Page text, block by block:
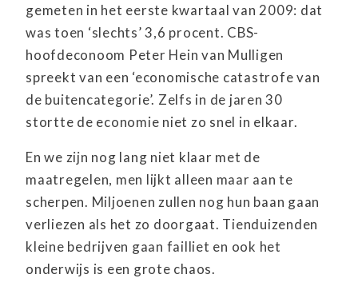
gemeten in het eerste kwartaal van 2009: dat
was toen ‘slechts’ 3,6 procent. CBS-
hoofdeconoom Peter Hein van Mulligen
spreekt van een ‘economische catastrofe van
de buitencategorie’. Zelfs in de jaren 30
stortte de economie niet zo snel in elkaar.
En we zijn nog lang niet klaar met de
maatregelen, men lijkt alleen maar aan te
scherpen. Miljoenen zullen nog hun baan gaan
verliezen als het zo doorgaat. Tienduizenden
kleine bedrijven gaan failliet en ook het
onderwijs is een grote chaos.